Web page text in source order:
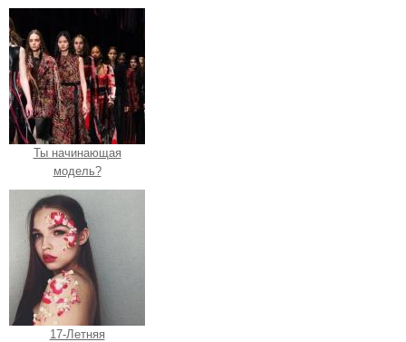
Ты начинающая
модель?
17-Летняя